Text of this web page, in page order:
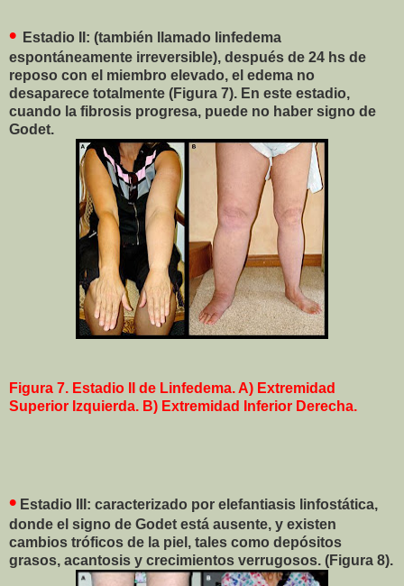
• Estadio II: (también llamado linfedema
espontáneamente irreversible), después de 24 hs de
reposo con el miembro elevado, el edema no
desaparece totalmente (Figura 7). En este estadio,
cuando la fibrosis progresa, puede no haber signo de
Godet.
Figura 7. Estadio II de Linfedema. A) Extremidad
Superior Izquierda. B) Extremidad Inferior Derecha.
• Estadio III: caracterizado por elefantiasis linfostática,
donde el signo de Godet está ausente, y existen
cambios tróficos de la piel, tales como depósitos
grasos, acantosis y crecimientos verrugosos. (Figura 8).